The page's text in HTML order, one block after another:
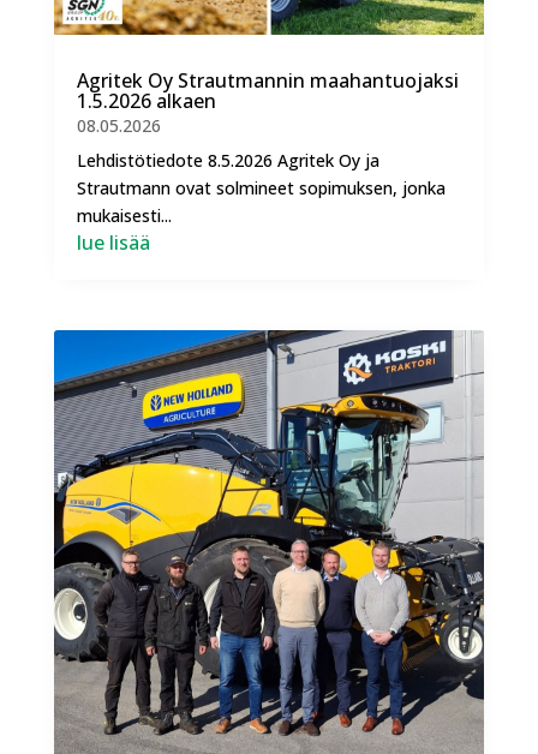
Agritek Oy Strautmannin maahantuojaksi
1.5.2026 alkaen
08.05.2026
Lehdistötiedote 8.5.2026 Agritek Oy ja
Strautmann ovat solmineet sopimuksen, jonka
mukaisesti...
lue lisää